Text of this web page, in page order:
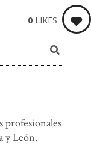
0 LIKES
profesionales
y León.